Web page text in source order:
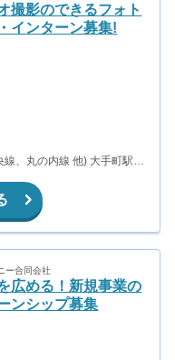
撮影のできるフォト
インターン募集!
内線 他) 大手町駅直
座線)
ー合同会社
広める！新規事業の
ンシップ募集